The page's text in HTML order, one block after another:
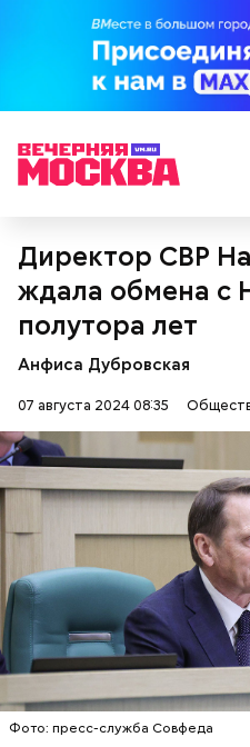
Директор СВР
ждала обмена с
полутора лет
Анфиса Дубровская
07 августа 2024 08:35
Фото: пресс-служба Совфеда
Ингредиенты:
кабачок;
брынза;
растительное масло;
людям с ослабленной
пожилым;
детям.
нитратов, которое
гипоксию и ухудшение
предостерегла